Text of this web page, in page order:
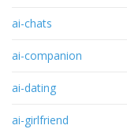
ai-chats
ai-companion
ai-dating
ai-girlfriend